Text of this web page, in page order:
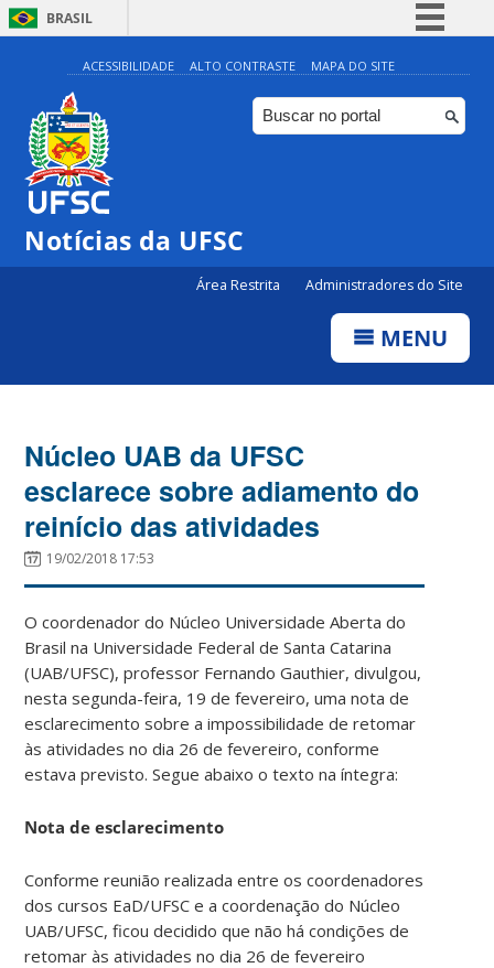
BRASIL
Simplifique!
Comunica BR
Participe
ACESSIBILIDADE ALTO CONTRASTE MAPA DO SITE
Notícias da UFSC
Área Restrita Administradores do Site
MENU
Núcleo UAB da UFSC
esclarece sobre adiamento do
reinício das atividades
19/02/2018 17:53
O coordenador do Núcleo Universidade Aberta do
Brasil na Universidade Federal de Santa Catarina
(UAB/UFSC), professor Fernando Gauthier, divulgou,
nesta segunda-feira, 19 de fevereiro, uma nota de
esclarecimento sobre a impossibilidade de retomar
às atividades no dia 26 de fevereiro, conforme
estava previsto. Segue abaixo o texto na íntegra:
Nota de esclarecimento
Conforme reunião realizada entre os coordenadores
dos cursos EaD/UFSC e a coordenação do Núcleo
UAB/UFSC, ficou decidido que não há condições de
retomar às atividades no dia 26 de fevereiro